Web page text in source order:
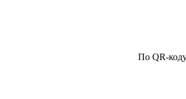
По QR-